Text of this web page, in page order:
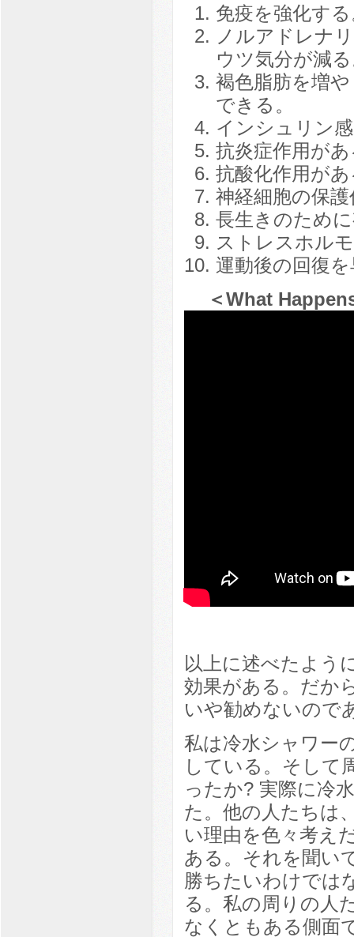
免疫を強化す
ノルアドレナ
ウツ気分が減
褐色脂肪を増
できる。
インシュリン
抗炎症作用が
抗酸化作用が
神経細胞の保
長生きのため
ストレスホル
運動後の回復
＜What
以上に述べたよう
効果がある。だか
いや勧めないので
私は冷水シャワー
している。そして
ったか? 実際に冷
た。他の人たちは
い理由を色々考え
ある。それを聞い
勝ちたいわけでは
る。私の周りの人
なくともある側面